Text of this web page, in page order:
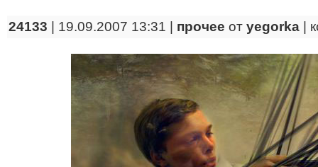
24133 | 19.09.2007 13:31 | прочее от yegorka